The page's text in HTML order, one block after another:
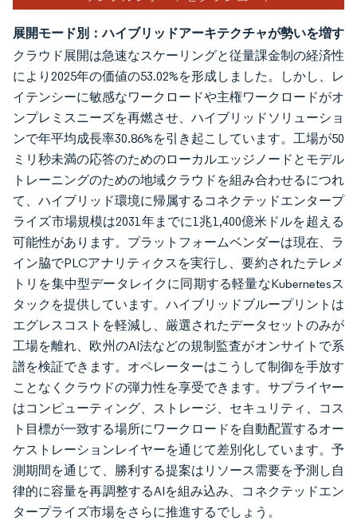
展開モード別：ハイブリッドアーキテクチャが勢いを増す
クラウド展開は急速なスケーリングと従量課金制の経済性
により2025年の価値の53.02%を形成しました。しかし、レ
イテンシーに敏感なワークロードや主権ワークロードがオ
ンプレミスニーズを再燃させ、ハイブリッドソリューショ
ンで年平均成長率30.86%を引き起こしています。工場が50
ミリ秒未満の応答のためのローカルエッジノードとモデル
トレーニングのための地域クラウドを組み合わせるにつれ
て、ハイブリッド環境に帰属するコネクテッドエンタープ
ライズ市場規模は2031年までに1兆1,400億米ドルを超える
可能性があります。プラットフォームベンダーは現在、ラ
イン脇でPLCアナリティクスを実行し、要約されたテレメ
トリを集中型データレイクに同期する軽量なKubernetesス
タックを提供しています。ハイブリッドブループリントは
エグレスコストを軽減し、厳選されたデータセットのみが
工場を離れ、欧州のAI法などの規制監査がオンサイトで系
譜を検証できます。オペレーターはこうして制御を手放す
ことなくクラウドの弾力性を享受できます。サプライヤー
はコンピューティング、ストレージ、セキュリティ、コス
ト目標が一致する場所にワークロードを自動配置するオー
ケストレーションレイヤーを通じて差別化しています。予
測期間を通じて、勝利する提案はリソース需要を予測し自
律的に容量を再調整するAIを組み込み、コネクテッドエン
タープライズ市場をさらに推進するでしょう。